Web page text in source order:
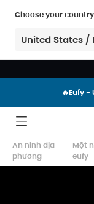
Choose your
United States /
🔥Eufy
🔥Eufy
🔥Eufy
An ninh địa
phương
Một
eufy